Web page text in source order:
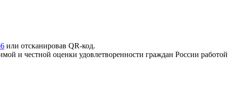
или отсканировав QR-код.
и честной оценки удовлетворенности граждан России работой